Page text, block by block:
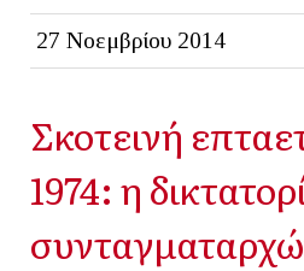
27 Νοεμβρίου 2014
Σκοτεινή
1974: η